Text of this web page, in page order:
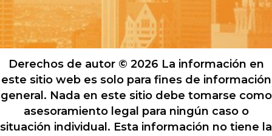
Derechos de autor © 2026 La información en
este sitio web es solo para fines de información
general. Nada en este sitio debe tomarse como
asesoramiento legal para ningún caso o
situación individual. Esta información no tiene la